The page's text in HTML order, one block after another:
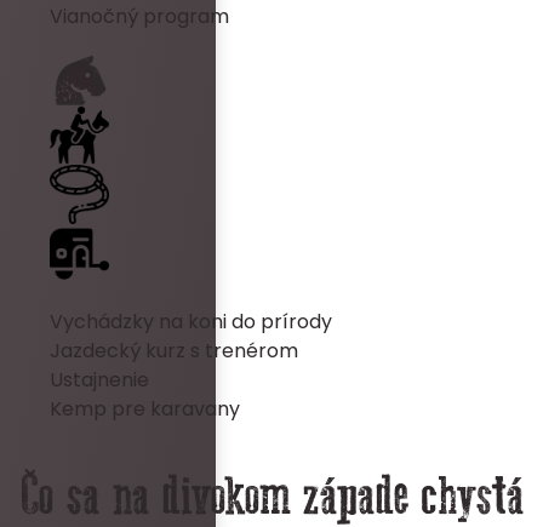
Vianočný program
Vychádzky na koni do prírody
Jazdecký kurz s trenérom
Ustajnenie
Kemp pre karavany
Čo sa na divokom západe chystá